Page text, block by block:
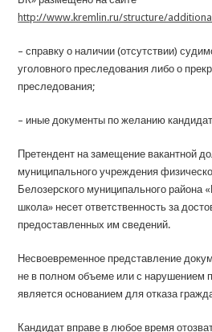
http://www.kremlin.ru/structure/
– справку о наличии (отсутствии)
уголовного преследования либо о
преследования;
– иные документы по желанию
Претендент на замещение вакантной
муниципального учреждения
Белозерского муниципального района
школа» несет ответственность за
предоставленных им сведений.
Несвоевременное представление
не в полном объеме или с нарушением
является основанием для отказа
Кандидат вправе в любое время